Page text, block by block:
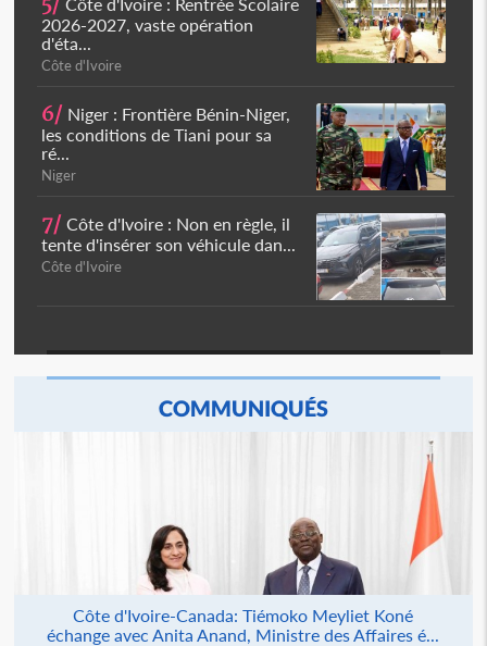
2026-2027, vaste opération
d'éta...
Côte d'Ivoire
6/ Niger : Frontière Bénin-Niger,
les conditions de Tiani pour sa
ré...
Niger
7/ Côte d'Ivoire : Non en règle, il
tente d'insérer son véhicule dan...
Côte d'Ivoire
COMMUNIQUÉS
Côte d'Ivoire-Canada: Tiémoko Meyliet Koné
échange avec Anita Anand, Ministre des Affaires é...